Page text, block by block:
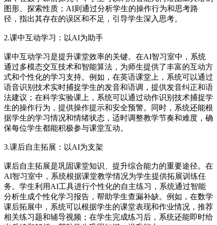
图形、探索性质；AI则通过分析学生的操作行为和思考路
径，指出其存在的误区和不足，引导学生深入思考。
2.课中互动学习：以AI为助手
课中互动学习是提升课堂效率的关键。在AI智习室中，系统
通过多模态交互技术和智能算法，为师生提供了丰富的互动方
式和个性化的学习支持。例如，在英语课堂上，系统可以通过
语音识别技术实时捕捉学生的发音和语调，提供发音纠正和语
法建议；在科学实验课上，系统可以通过动作识别技术捕捉学
生的操作行为，提供操作提示和安全预警。同时，系统还能根
据学生的学习情况和情绪状态，适时调整教学节奏和难度，确
保每位学生都能积极参与课堂互动。
3.课后自主拓展：以AI为支架
课后自主拓展是巩固课堂知识、提升综合能力的重要途径。在
AI智习室中，系统根据课堂教学情况为学生提供拓展训练任
务。学生利用AI工具进行个性化的自主练习，系统通过智能
分析生成个性化学习报告，帮助学生查漏补缺。例如，在数学
课后拓展中，系统可以根据学生的课堂表现和作业情况，推荐
相关练习题和辅导视频；在学生完成练习后，系统还能即时给